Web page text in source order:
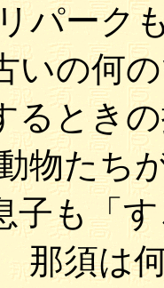
パーク
いの何
るとき
物たち
子も「
那須は